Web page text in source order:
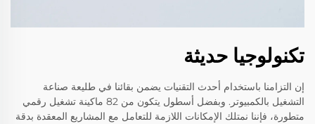
تكنولوجيا حديثة
إن التزامنا باستخدام أحدث التقنيات يضمن بقائنا في طليعة صناعة
التشغيل بالكمبيوتر. وبفضل أسطول يتكون من 82 ماكينة تشغيل رقمي
متطورة، فإننا نمتلك الإمكانات اللازمة للتعامل مع المشاريع المعقدة بدقة